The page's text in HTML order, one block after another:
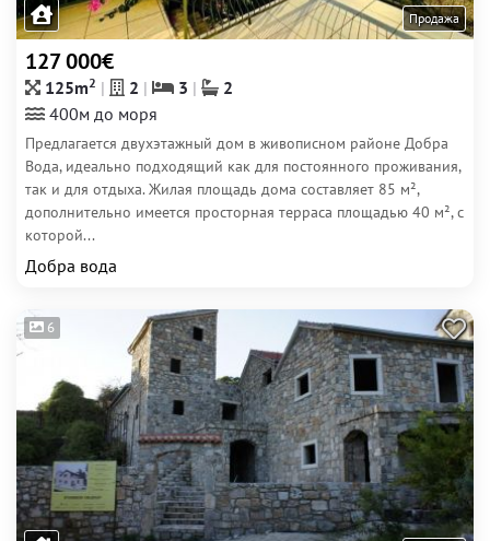
Продажа
127 000€
125m2 2 3
2
400м до моря
Предлагается двухэтажный дом в живописном районе Добра
Вода, идеально подходящий как для постоянного проживания,
так и для отдыха. Жилая площадь дома составляет 85 м²,
дополнительно имеется просторная терраса площадью 40 м², с
которой...
Добра вода
6